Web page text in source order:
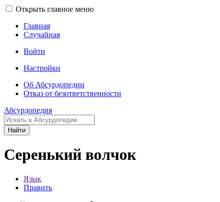
Открыть главное меню
Главная
Случайная
Войти
Настройки
Об Абсурдопедии
Отказ от безответственности
Абсурдопедия
Найти
Серенький волчок
Язык
Править